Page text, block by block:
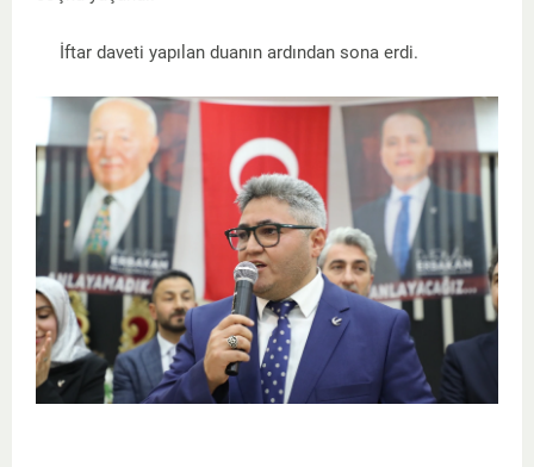
İftar daveti yapılan duanın ardından sona erdi.